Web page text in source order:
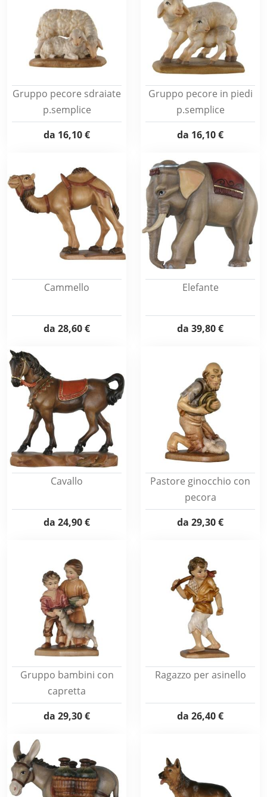
Gruppo pecore sdraiate
p.semplice
da 16,10 €
Gruppo pecore in piedi
p.semplice
da 16,10 €
Cammello
da 28,60 €
Elefante
da 39,80 €
Cavallo
da 24,90 €
Pastore ginocchio con
pecora
da 29,30 €
Gruppo bambini con
capretta
da 29,30 €
Ragazzo per asinello
da 26,40 €